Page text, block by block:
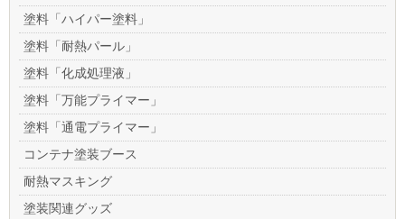
塗料「ハイパー塗料」
塗料「耐熱パール」
塗料「化成処理液」
塗料「万能プライマー」
塗料「通電プライマー」
コンテナ塗装ブース
耐熱マスキング
塗装関連グッズ